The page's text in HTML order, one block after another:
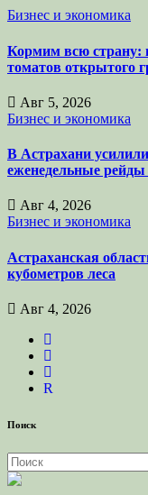
Бизнес и экономика
Кормим всю страну:
томатов открытого
Авг 5, 2026
Бизнес и экономика
В Астрахани
еженедельные
Авг 4, 2026
Бизнес и экономика
Астраханская
кубометров леса
Авг 4, 2026
R
Поиск